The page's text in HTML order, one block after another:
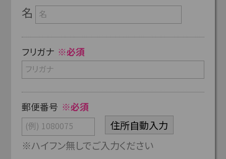
名
フリガナ ※必須
郵便番号 ※必須
※ハイフン無しでご入力ください